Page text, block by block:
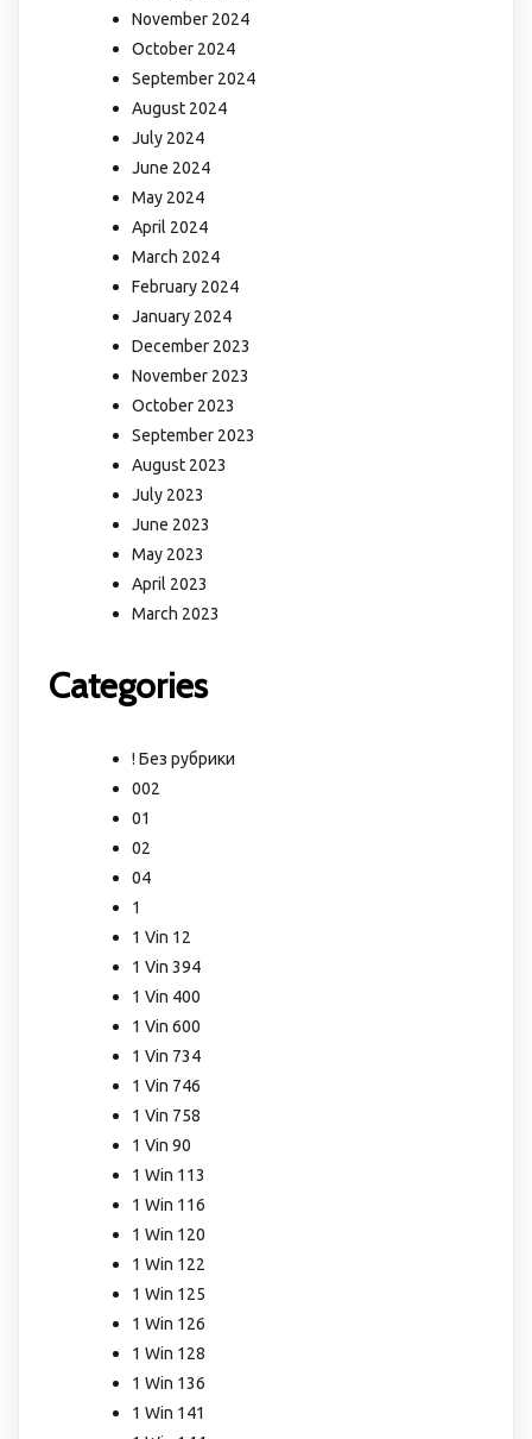
November 2024
October 2024
September 2024
August 2024
July 2024
June 2024
May 2024
April 2024
March 2024
February 2024
January 2024
December 2023
November 2023
October 2023
September 2023
August 2023
July 2023
June 2023
May 2023
April 2023
March 2023
Categories
! Без рубрики
002
01
02
04
1
1 Vin 12
1 Vin 394
1 Vin 400
1 Vin 600
1 Vin 734
1 Vin 746
1 Vin 758
1 Vin 90
1 Win 113
1 Win 116
1 Win 120
1 Win 122
1 Win 125
1 Win 126
1 Win 128
1 Win 136
1 Win 141